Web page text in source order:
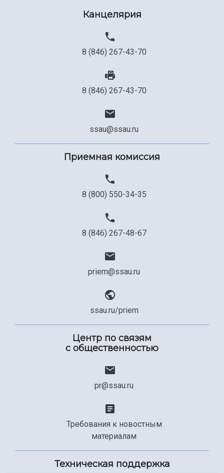
Канцелярия
8 (846) 267-43-70
8 (846) 267-43-70
ssau@ssau.ru
Приемная комиссия
8 (800) 550-34-35
8 (846) 267-48-67
priem@ssau.ru
ssau.ru/priem
Центр по связям
с общественностью
pr@ssau.ru
Требования к новостным
материалам
Техническая поддержка